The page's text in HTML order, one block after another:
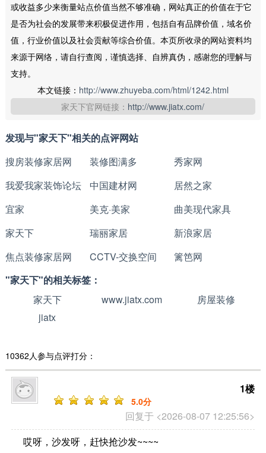
或收益多少来衡量站点价值当然不够准确，网站真正的价值在于它
是否为社会的发展带来积极促进作用，包括自有品牌价值，域名价
值，行业价值以及社会贡献等综合价值。本页所收录的网站资料均
来源于网络，请自行查阅，谨慎选择、自辨真伪，感谢您的理解与
支持。
本文链接： http://www.zhuyeba.com/html/1242.html
家天下官网链接： http://www.jiatx.com/
发现与"家天下"相关的点评网站
搜房装修家居网
装修图满多
秀家网
我爱我家装饰论坛
中国建材网
居然之家
宜家
美克·美家
曲美现代家具
家天下
瑞丽家居
新浪家居
焦点装修家居网
CCTV-交换空间
篱笆网
"家天下"的相关标签：
家天下
www.jiatx.com
房屋装修
jiatx
10362人参与点评打分：
回复于 <2026-08-07 12:25:56>
1楼
5.0分
哎呀，沙发呀，赶快抢沙发~~~~